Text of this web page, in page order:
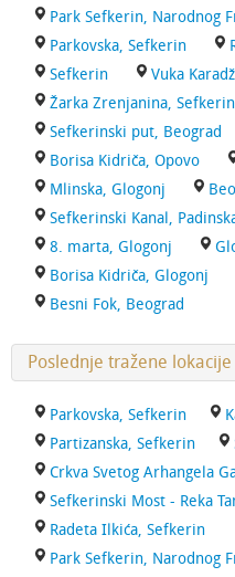
Park Sefkerin, Narodnog
Parkovska, Sefkerin
Sefkerin
Vuka
Žarka Zrenjanina, Sefkerin
Sefkerinski put, Beograd
Borisa Kidriča, Opovo
Mlinska, Glogonj
Sefkerinski Kanal,
8. marta, Glogonj
Borisa Kidriča, Glogonj
Besni Fok, Beograd
Poslednje tražene
Parkovska, Sefkerin
Partizanska, Sefkerin
Crkva Svetog Arhangela
Sefkerinski Most - Reka
Radeta Ilkića, Sefkerin
Park Sefkerin, Narodnog